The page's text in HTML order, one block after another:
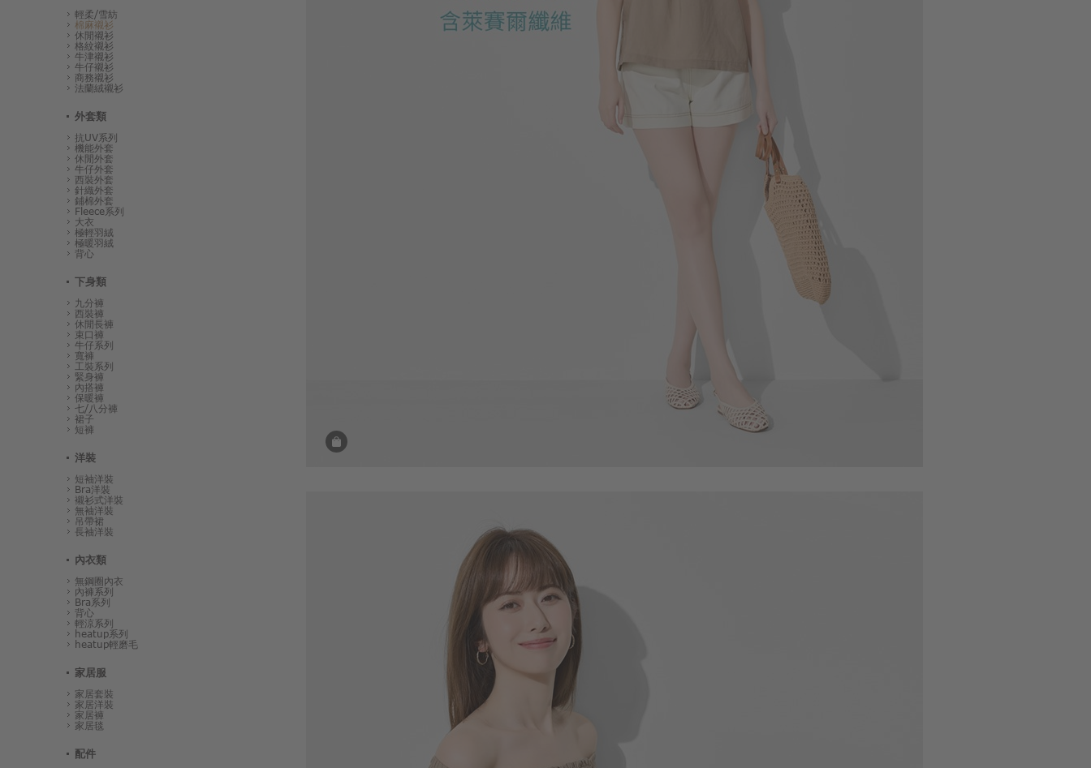
輕柔/雪紡
棉麻襯衫
休閒襯衫
格紋襯衫
牛津襯衫
牛仔襯衫
商務襯衫
法蘭絨襯衫
外套類
抗UV系列
機能外套
休閒外套
牛仔外套
西裝外套
針織外套
鋪棉外套
Fleece系列
大衣
極輕羽絨
極暖羽絨
背心
下身類
九分褲
西裝褲
休閒長褲
束口褲
牛仔系列
寬褲
工裝系列
緊身褲
內搭褲
保暖褲
七/八分褲
裙子
短褲
洋裝
短袖洋裝
Bra洋裝
襯衫式洋裝
無袖洋裝
吊帶裙
長袖洋裝
內衣類
無鋼圈內衣
內褲系列
Bra系列
背心
輕涼系列
heatup系列
heatup輕磨毛
家居服
家居套裝
家居洋裝
家居褲
家居毯
配件